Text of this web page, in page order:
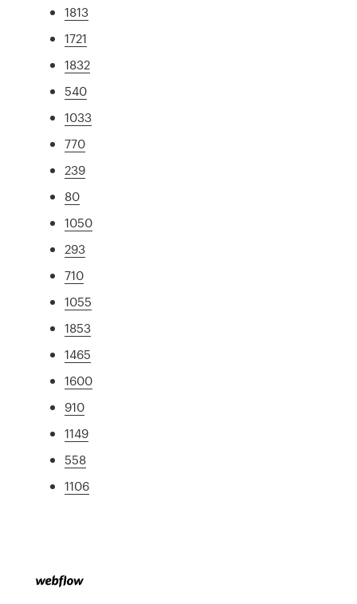
1813
1721
1832
540
1033
770
239
80
1050
293
710
1055
1853
1465
1600
910
1149
558
1106